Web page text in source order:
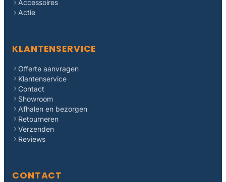
Accessoires
Actie
KLANTENSERVICE
Offerte aanvragen
Klantenservice
Contact
Showroom
Afhalen en bezorgen
Retourneren
Verzenden
Reviews
CONTACT